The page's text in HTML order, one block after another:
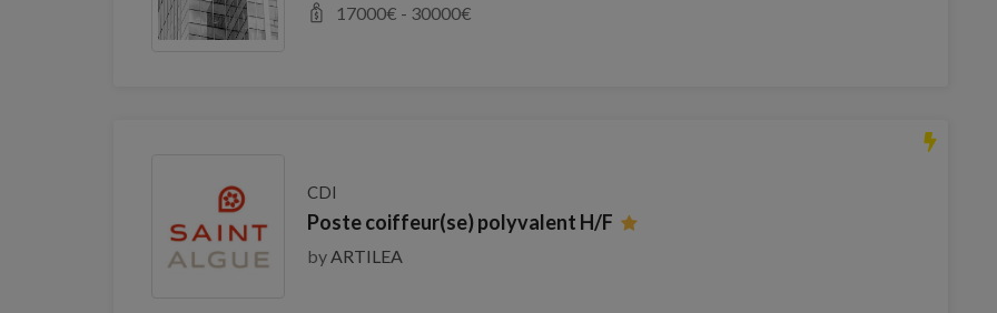
17000€ - 30000€
CDI
Poste coiffeur(se) polyvalent H/F
byARTILEA